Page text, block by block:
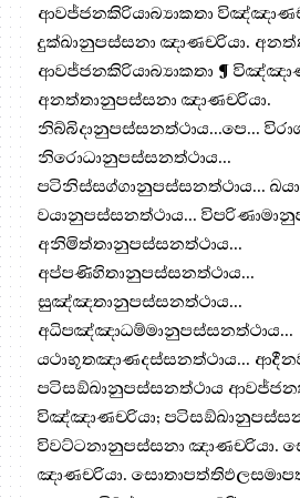
ආවජ්ජනකිරියාබ්‍යාකතා
දුක්ඛානුපස්සනා ඤාණචරියා.
ආවජ්ජනකිරියාබ්‍යාකතා ¶
අනත්තානුපස්සනා ඤාණචරියා.
නිබ්බිදානුපස්සනත්ථාය…පෙ…
නිරොධානුපස්සනත්ථාය…
පටිනිස්සග්ගානුපස්සනත්ථාය…
වයානුපස්සනත්ථාය…
අනිමිත්තානුපස්සනත්ථාය…
අප්පණිහිතානුපස්සනත්ථාය…
සුඤ්ඤතානුපස්සනත්ථාය…
අධිපඤ්ඤාධම්මානුපස්සනත්ථාය…
යථාභූතඤාණදස්සනත්ථාය…
පටිසඞ්ඛානුපස්සනත්ථාය
විඤ්ඤාණචරියා;
විවට්ටනානුපස්සනා ඤාණචරියා.
ඤාණචරියා.